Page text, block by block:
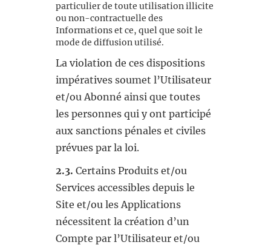
particulier de toute utilisation illicite
ou non-contractuelle des
Informations et ce, quel que soit le
mode de diffusion utilisé.
La violation de ces dispositions
impératives soumet l’Utilisateur
et/ou Abonné ainsi que toutes
les personnes qui y ont participé
aux sanctions pénales et civiles
prévues par la loi.
2.3. Certains Produits et/ou
Services accessibles depuis le
Site et/ou les Applications
nécessitent la création d’un
Compte par l’Utilisateur et/ou